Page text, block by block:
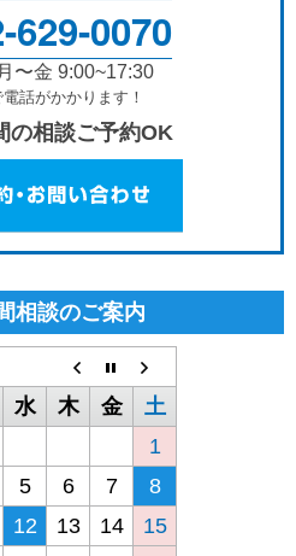
629-0070
〜金 9:00~17:30
話がかかります！
の相談ご予約OK
相談のご案内
水 木 金
土
1
5 6 7
8
12 13 14
15